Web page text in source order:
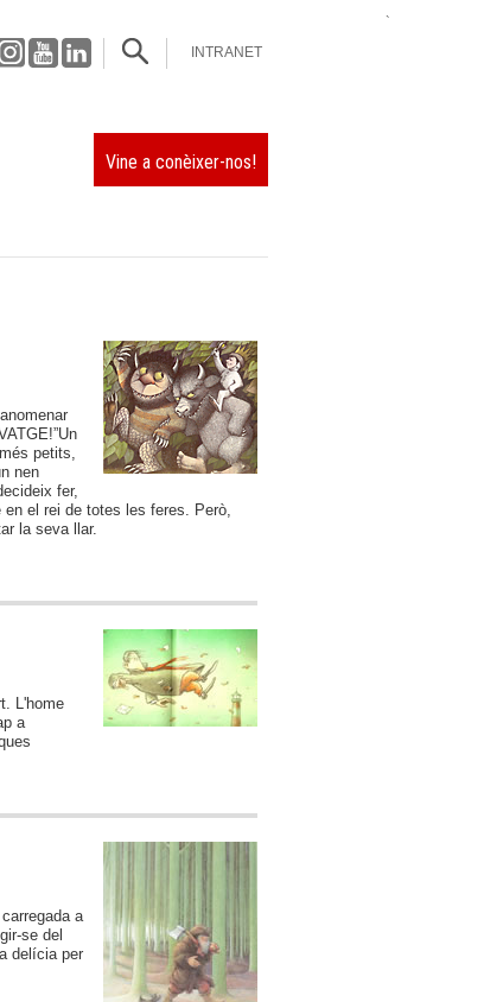
INTRANET
Vine a conèixer-nos!
Un
petits,
nen
fer,
el rei de totes les feres. Però,
la seva llar.
L'home
a
a
se del
delícia per
`